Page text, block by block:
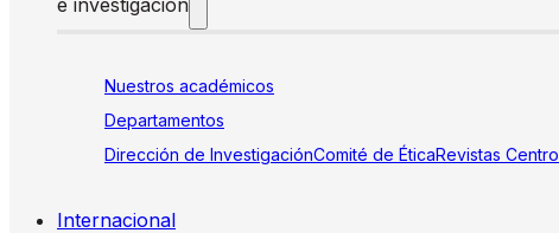
e investigación
Nuestros académicos
Departamentos
Dirección de InvestigaciónComité de ÉticaRevistas
Internacional